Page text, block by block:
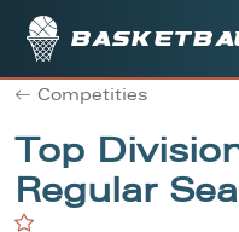
Competities
Top
Regular